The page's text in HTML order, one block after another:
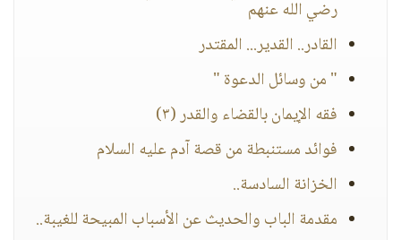
رضي الله عنهم
القادر.. القدير... المقتدر
" من وسائل الدعوة "
فقه الإيمان بالقضاء والقدر (٣)
فوائد مستنبطة من قصة آدم عليه السلام
الخزانة السادسة..
مقدمة الباب والحديث عن الأسباب المبيحة للغيبة..